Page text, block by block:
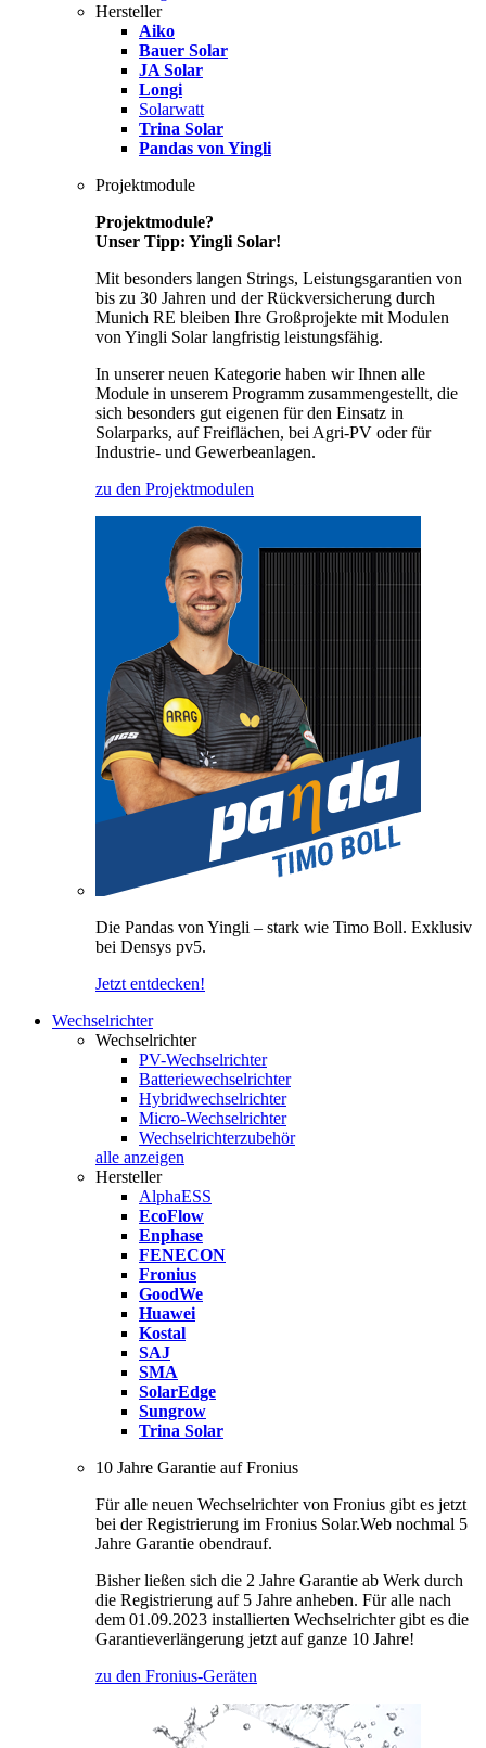
Hersteller
Aiko
Bauer Solar
JA Solar
Longi
Solarwatt
Trina Solar
Pandas von Yingli
Projektmodule
Projektmodule?
Unser Tipp: Yingli Solar!
Mit besonders langen Strings, Leistungsgarantien von
bis zu 30 Jahren und der Rückversicherung durch
Munich RE bleiben Ihre Großprojekte mit Modulen
von Yingli Solar langfristig leistungsfähig.
In unserer neuen Kategorie haben wir Ihnen alle
Module in unserem Programm zusammengestellt, die
sich besonders gut eigenen für den Einsatz in
Solarparks, auf Freiflächen, bei Agri-PV oder für
Industrie- und Gewerbeanlagen.
zu den Projektmodulen
Die Pandas von Yingli – stark wie Timo Boll. Exklusiv
bei Densys pv5.
Jetzt entdecken!
Wechselrichter
Wechselrichter
PV-Wechselrichter
Batteriewechselrichter
Hybridwechselrichter
Micro-Wechselrichter
Wechselrichterzubehör
alle anzeigen
Hersteller
AlphaESS
EcoFlow
Enphase
FENECON
Fronius
GoodWe
Huawei
Kostal
SAJ
SMA
SolarEdge
Sungrow
Trina Solar
10 Jahre Garantie auf Fronius
Für alle neuen Wechselrichter von Fronius gibt es jetzt
bei der Registrierung im Fronius Solar.Web nochmal 5
Jahre Garantie obendrauf.
Bisher ließen sich die 2 Jahre Garantie ab Werk durch
die Registrierung auf 5 Jahre anheben. Für alle nach
dem 01.09.2023 installierten Wechselrichter gibt es die
Garantieverlängerung jetzt auf ganze 10 Jahre!
zu den Fronius-Geräten